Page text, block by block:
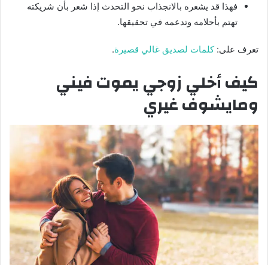
فهذا قد يشعره بالانجذاب نحو التحدث إذا شعر بأن شريكته
تهتم بأحلامه وتدعمه في تحقيقها.
تعرف على:كلمات لصديق غالي قصيرة.
كيف أخلي زوجي يموت فيني
ومايشوف غيري